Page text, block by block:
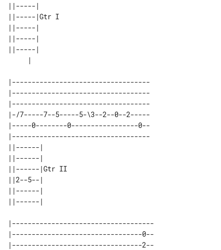
||-----|
||-----|Gtr I
||-----|
||-----|
||-----|
|-----------------------------------
|-----------------------------------
|-----------------------------------
|-/7-----7--5-----5-\3--2--0--2-----
|-----0--------0-----------------0--
|-----------------------------------
||------|
||------|
||------|Gtr II
||2--5--|
||------|
|------------------------------------
|---------------------------------0--
|---------------------------------2--